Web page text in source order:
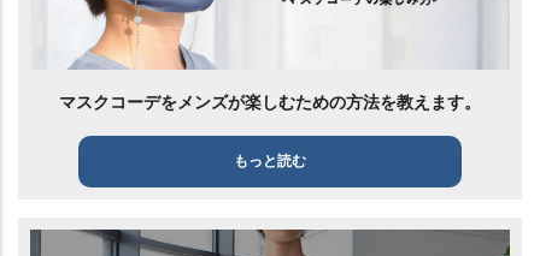
マスクコーデをメンズが楽しむための方法を教えます。
もっと読む